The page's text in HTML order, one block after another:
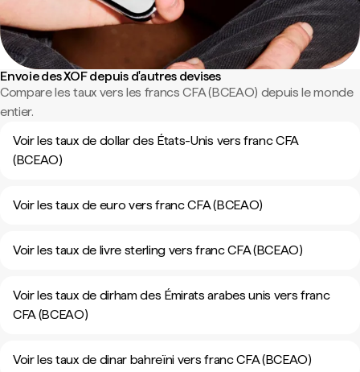
Envoie des XOF depuis d'autres devises
Compare les taux vers les francs CFA (BCEAO) depuis le monde
entier.
Voir les taux de dollar des États-Unis vers franc CFA
(BCEAO)
Voir les taux de euro vers franc CFA (BCEAO)
Voir les taux de livre sterling vers franc CFA (BCEAO)
Voir les taux de dirham des Émirats arabes unis vers franc
CFA (BCEAO)
Voir les taux de dinar bahreïni vers franc CFA (BCEAO)